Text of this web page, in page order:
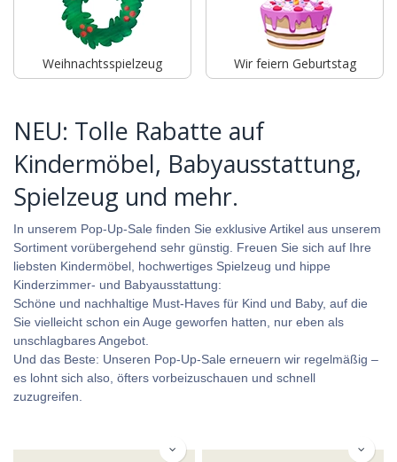
Weihnachtsspielzeug Wir feiern Geburtstag
NEU: Tolle Rabatte auf
Kindermöbel, Babyausstattung,
Spielzeug und mehr.
In unserem Pop-Up-Sale finden Sie exklusive Artikel aus unserem
Sortiment vorübergehend sehr günstig. Freuen Sie sich auf Ihre
liebsten Kindermöbel, hochwertiges Spielzeug und hippe
Kinderzimmer- und Babyausstattung:
Schöne und nachhaltige Must-Haves für Kind und Baby, auf die
Sie vielleicht schon ein Auge geworfen hatten, nur eben als
unschlagbares Angebot.
Und das Beste: Unseren Pop-Up-Sale erneuern wir regelmäßig –
es lohnt sich also, öfters vorbeizuschauen und schnell
zuzugreifen.